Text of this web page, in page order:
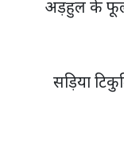
अड़हुल के
सड़िया